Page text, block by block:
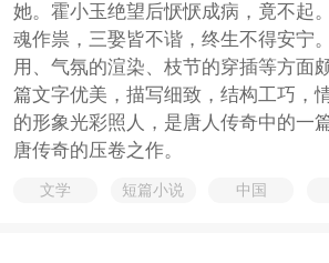
她。霍小玉绝望后恹恹成病，竟不起
魂作祟，三娶皆不谐，终生不得安宁
用、气氛的渲染、枝节的穿插等方面
篇文字优美，描写细致，结构工巧，
的形象光彩照人，是唐人传奇中的一
唐传奇的压卷之作。
文学 短篇小说 中国